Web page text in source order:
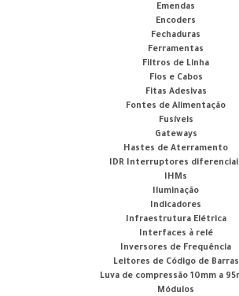
Emendas
Encoders
Fechaduras
Ferramentas
Filtros de Linha
Fios e Cabos
Fitas Adesivas
Fontes de Alimentação
Fusíveis
Gateways
Hastes de Aterramento
IDR Interruptores
IHMs
Iluminação
Indicadores
Infraestrutura Elétrica
Interfaces à relé
Inversores de Frequência
Leitores de Código de Barras
Luva de compressão 10mm a
Módulos